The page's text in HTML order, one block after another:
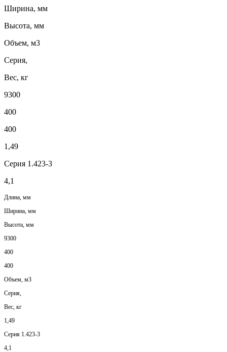
Ширина, мм
Высота, мм
Объем, м3
Серия,
Вес, кг
9300
400
400
1,49
Серия 1.423-3
4,1
Длина, мм
Ширина, мм
Высота, мм
9300
400
400
Объем, м3
Серия,
Вес, кг
1,49
Серия 1.423-3
4,1